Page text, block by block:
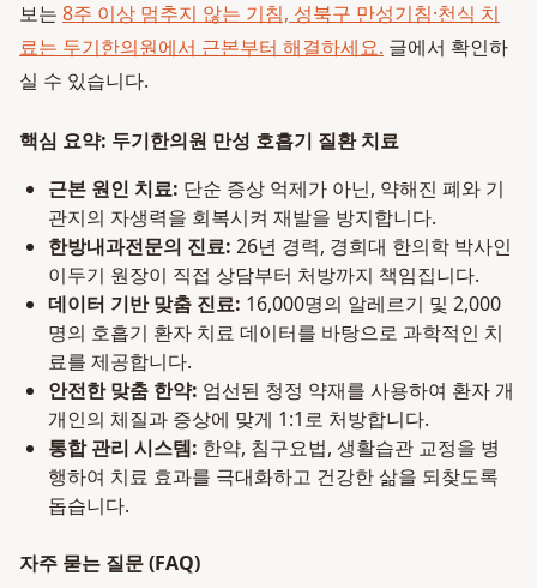
보는 8주 이상 멈추지 않는 기침, 성북구 만성기침·천식 치
료는 두기한의원에서 근본부터 해결하세요. 글에서 확인하
실 수 있습니다.
핵심 요약: 두기한의원 만성 호흡기 질환 치료
근본 원인 치료: 단순 증상 억제가 아닌, 약해진 폐와 기
관지의 자생력을 회복시켜 재발을 방지합니다.
한방내과전문의 진료: 26년 경력, 경희대 한의학 박사인
이두기 원장이 직접 상담부터 처방까지 책임집니다.
데이터 기반 맞춤 진료: 16,000명의 알레르기 및 2,000
명의 호흡기 환자 치료 데이터를 바탕으로 과학적인 치
료를 제공합니다.
안전한 맞춤 한약: 엄선된 청정 약재를 사용하여 환자 개
개인의 체질과 증상에 맞게 1:1로 처방합니다.
통합 관리 시스템: 한약, 침구요법, 생활습관 교정을 병
행하여 치료 효과를 극대화하고 건강한 삶을 되찾도록
돕습니다.
자주 묻는 질문 (FAQ)